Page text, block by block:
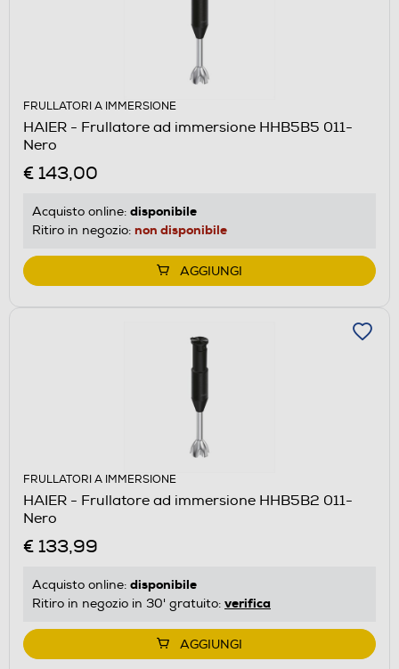
FRULLATORI A IMMERSIONE
HAIER - Frullatore ad immersione HHB5B5 011-
Nero
€ 143,00
Acquisto online: disponibile
Ritiro in negozio: non disponibile
AGGIUNGI
FRULLATORI A IMMERSIONE
HAIER - Frullatore ad immersione HHB5B2 011-
Nero
€ 133,99
Acquisto online: disponibile
Ritiro in negozio in 30' gratuito: verifica
AGGIUNGI